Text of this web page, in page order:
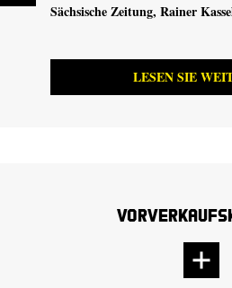
Sächsische Zeitung, Rainer
LESEN SIE